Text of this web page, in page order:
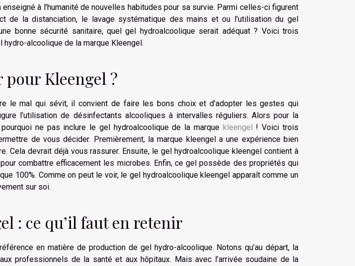
enseigné à l’humanité de nouvelles habitudes pour sa survie. Parmi celles-ci figurent
de la distanciation, le lavage systématique des mains et ou l’utilisation du gel
bonne sécurité sanitaire, quel gel hydroalcoolique serait adéquat ? Voici trois
hydro-alcoolique de la marque Kleengel.
Kleengel ?
le mal qui sévit, il convient de faire les bons choix et d’adopter les gestes qui
l’utilisation de désinfectants alcooliques à intervalles réguliers. Alors pour la
ne pas inclure le gel hydroalcoolique de la marque kleengel
! Voici trois
de vous décider. Premièrement, la marque kleengel a une expérience bien
Cela devrait déjà vous rassurer. Ensuite, le gel hydroalcoolique kleengel contient à
pour combattre efficacement les microbes. Enfin, ce gel possède des propriétés qui
100%. Comme on peut le voir, le gel hydroalcoolique kleengel apparaît comme un
sur soi.
: ce qu’il faut en retenir
en matière de production de gel hydro-alcoolique. Notons qu’au départ, la
professionnels de la santé et aux hôpitaux. Mais avec l’arrivée soudaine de la